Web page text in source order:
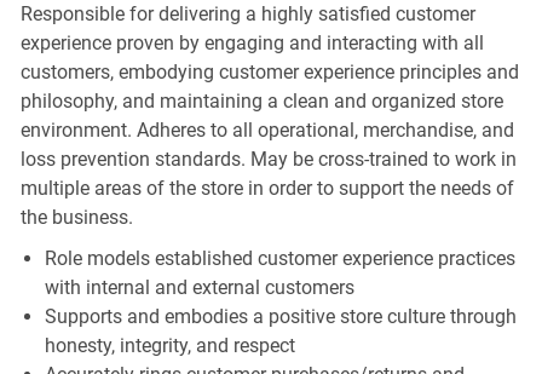
Responsible for delivering a highly satisfied customer
experience proven by engaging and interacting with all
customers, embodying customer experience principles and
philosophy, and maintaining a clean and organized store
environment. Adheres to all operational, merchandise, and
loss prevention standards. May be cross-trained to work in
multiple areas of the store in order to support the needs of
the business.
Role models established customer experience practices
with internal and external customers
Supports and embodies a positive store culture through
honesty, integrity, and respect